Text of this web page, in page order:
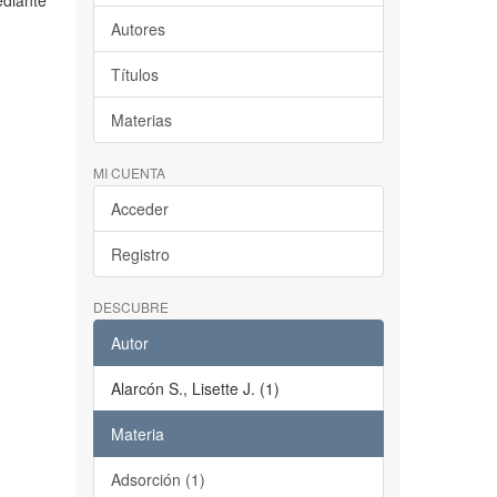
Autores
Títulos
Materias
MI CUENTA
Acceder
Registro
DESCUBRE
Autor
Alarcón S., Lisette J. (1)
Materia
Adsorción (1)